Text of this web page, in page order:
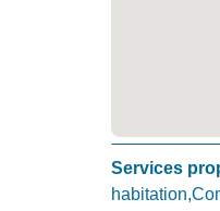
Services